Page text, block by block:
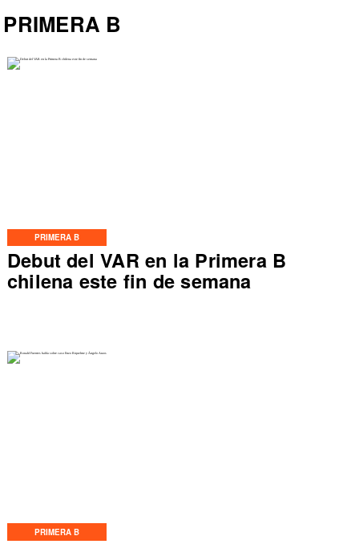
PRIMERA B
Debut del VAR en la Primera B
chilena este fin de semana
PRIMERA B
PRIMERA B